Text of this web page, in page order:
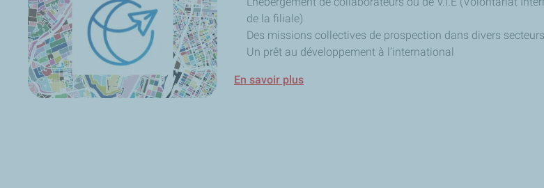
de la filiale)
Des missions collectives de prospection dans divers
Un prêt au développement à l’international
En savoir plus